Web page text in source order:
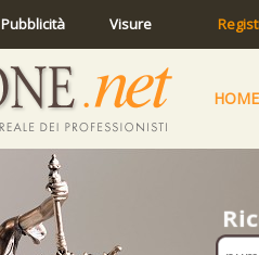
Pubblicità Visure
HOME